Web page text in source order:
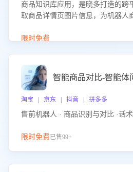
商品知识库应用，是晓多打造的跨
取商品详情页图片信息，为机器人
限时免费
智能商品对比-智能体
淘宝 | 京东 | 抖音 | 拼多多
售前机器人 · 商品识别与对比 ·话
限时免费已售99+